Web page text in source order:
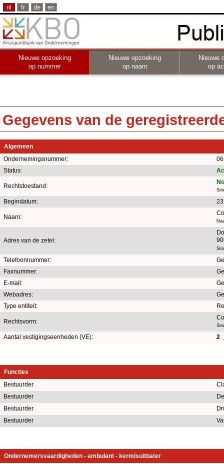
nl fr de en
Nieuwe opzoeking
op nummer
Nieuwe opzoeking
op naam
Nieuwe
op
Gegevens van de
Algemeen
Ondernemingsnummer:
Status:
Rechtstoestand:
Begindatum:
Naam:
Adres van de zetel:
Telefoonnummer:
Faxnummer:
E-mail:
Webadres:
Type entiteit:
Rechtsvorm:
Aantal vestigingseenheden (VE): 2
Functies
Bestuurder
Bestuurder
Bestuurder
Bestuurder
Ondernemersvaardigheden - ambulant - kermisuitbater